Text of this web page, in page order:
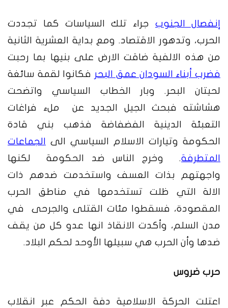
إنفصال الجنوب جراء تلك السياسات كما تجددت
الحرب، وتدهور الاقتصاد. ومع بداية العشرية الثانية
من هذه الالفية ضاقت الارض على بنيها بما رحبت
فضرب أبناء السودان عمق البحر فكانوا لقمة سائغة
لحيتان البحر. وبار الخطاب السياسي واتضحت
هشاشته فبحث الجيل الجديد عن ملء فراغات
التعبئة الدينية الفضفاضة فذهب بني قادة
الحكومة وتيارات الاسلام السياسي الى
الجماعات
المتطرفة. وخرج الناس ضد الحكومة لكنها
واجهتهم بذات العسف واستخدمت ضدهم ذات
الالة التي ظلت تستخدمها في مناطق الحرب
المقصودة، فسقطوا مئات القتلى والجرحى في
مدن السلم، وأكدت الانقاذ انها عدو كل من يقف
ضدها وأن الحرب هي سبيلها الأوحد لحكم البلاد.
حرب ضروس
اعتلت الحركة الاسلامية دفة الحكم عبر انقلاب